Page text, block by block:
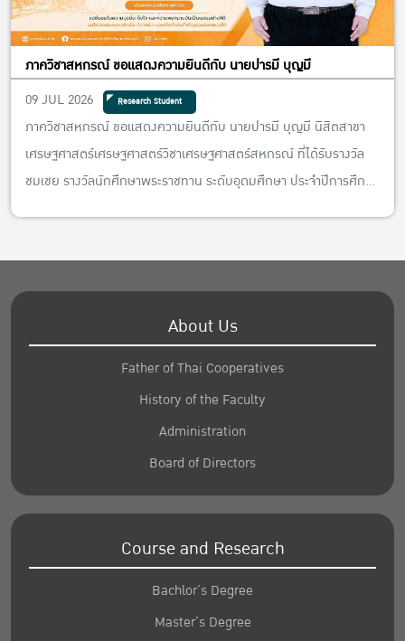
ภาควิชาสหกรณ์ ขอแสดงความยินดีกับ นายปารมี บุญมี
09 JUL 2026
Research Student
ภาควิชาสหกรณ์ ขอแสดงความยินดีกับ นายปารมี บุญมี นิสิตสาขา
เศรษฐศาสตร์เศรษฐศาสตร์วิชาเศรษฐศาสตร์สหกรณ์ ที่ได้รับรางวัล
ชมเชย รางวัลนักศึกษาพระราชทาน ระดับอุดมศึกษา ประจำปีการศึกษา
About Us
Father of Thai Cooperatives
History of the Faculty
Administration
Board of Directors
Course and Research
Bachlor’s Degree
Master’s Degree